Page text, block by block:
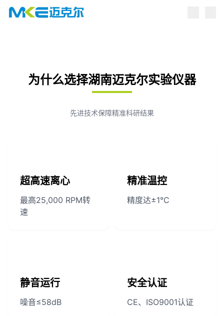
为什么选择湖南迈克尔实验仪器
先进技术保障精准科研结果
超高速离心
最高25,000 RPM转
速
精准温控
精度达±1°C
静音运行
噪音≤58dB
安全认证
CE、ISO9001认证